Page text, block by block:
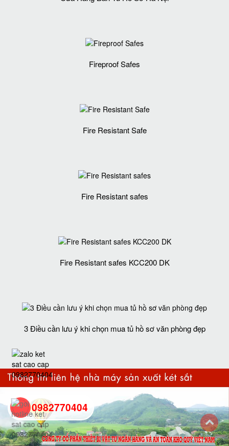
Fireproof Safes
Fire Resistant Safe
Fire Resistant safes
Fire Resistant safes KCC200 DK
3 Điều cần lưu ý khi chọn mua tủ hồ sơ văn phòng đẹp
0982770404
back